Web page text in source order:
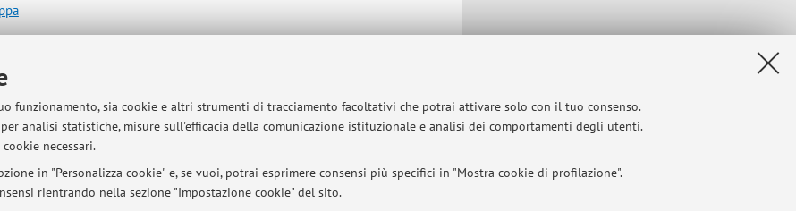
funzionamento, sia cookie e altri strumenti di tracciamento facoltativi che potrai attivare solo con il tuo consenso.
analisi statistiche, misure sull'efficacia della comunicazione istituzionale e analisi dei comportamenti degli utenti.
necessari.
in "Personalizza cookie" e, se vuoi, potrai esprimere consensi più specifici in "Mostra cookie di profilazione".
rientrando nella sezione "Impostazione cookie" del sito.
person or remote appointment by emailing fabiocarlo.ambrosio@unibo.it